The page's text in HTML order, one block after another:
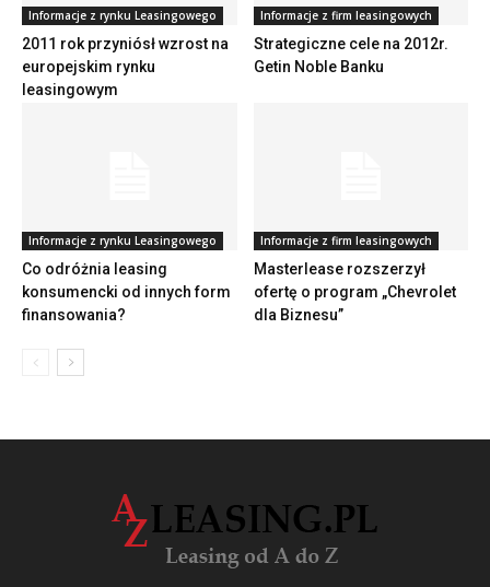
Informacje z rynku Leasingowego
2011 rok przyniósł wzrost na
europejskim rynku
leasingowym
Informacje z firm leasingowych
Strategiczne cele na 2012r.
Getin Noble Banku
Informacje z rynku Leasingowego
Co odróżnia leasing
konsumencki od innych form
finansowania?
Informacje z firm leasingowych
Masterlease rozszerzył
ofertę o program „Chevrolet
dla Biznesu”